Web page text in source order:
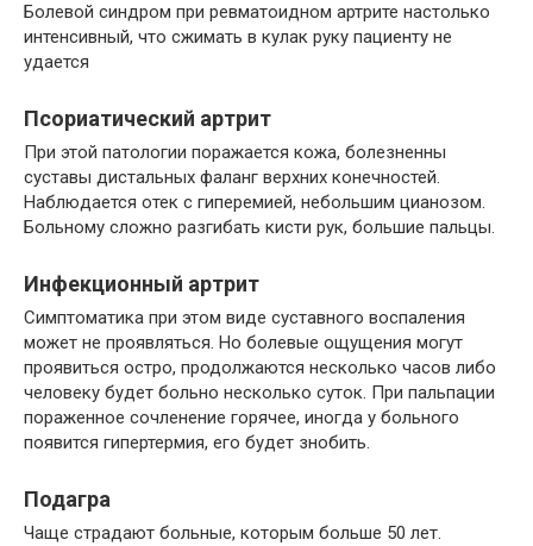
Болевой синдром при ревматоидном артрите настолько
интенсивный, что сжимать в кулак руку пациенту не
удается
Псориатический артрит
При этой патологии поражается кожа, болезненны
суставы дистальных фаланг верхних конечностей.
Наблюдается отек с гиперемией, небольшим цианозом.
Больному сложно разгибать кисти рук, большие пальцы.
Инфекционный артрит
Симптоматика при этом виде суставного воспаления
может не проявляться. Но болевые ощущения могут
проявиться остро, продолжаются несколько часов либо
человеку будет больно несколько суток. При пальпации
пораженное сочленение горячее, иногда у больного
появится гипертермия, его будет знобить.
Подагра
Чаще страдают больные, которым больше 50 лет.